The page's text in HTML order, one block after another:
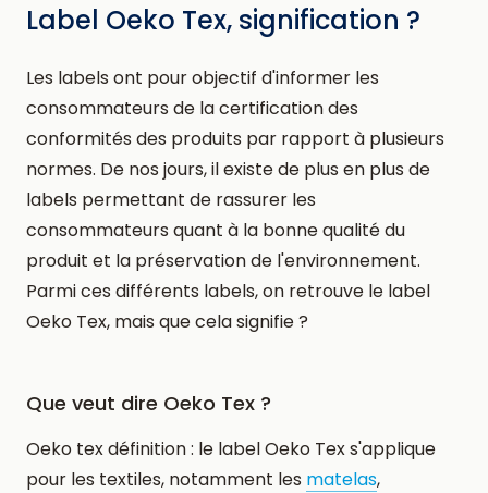
Label Oeko Tex, signification ?
Les labels ont pour objectif d'informer les
consommateurs de la certification des
conformités des produits par rapport à plusieurs
normes. De nos jours, il existe de plus en plus de
labels permettant de rassurer les
consommateurs quant à la bonne qualité du
produit et la préservation de l'environnement.
Parmi ces différents labels, on retrouve le label
Oeko Tex, mais que cela signifie ?
Que veut dire Oeko Tex ?
Oeko tex définition : le label Oeko Tex s'applique
pour les textiles, notamment les matelas,